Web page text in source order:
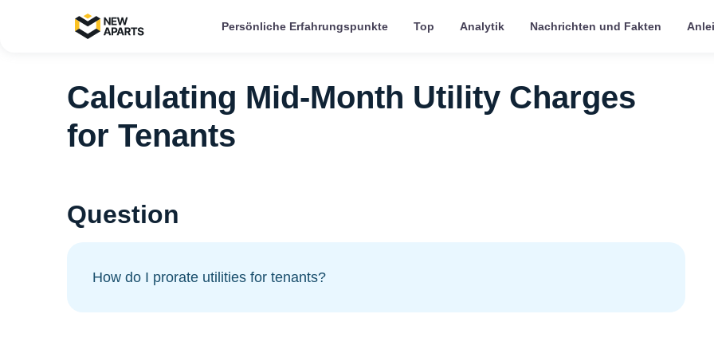
Persönliche Erfahrungspunkte Top Analytik Nachrichten und Fakten
Calculating Mid‑Month Utility Charges
for Tenants
Question
How do I prorate utilities for tenants?